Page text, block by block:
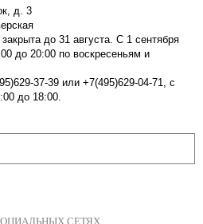
д. 3
до 31 августа. С 1 сентября
до 20:00 по воскресеньям и
37-39 или +7(495)629-04-71, с
до 18:00.
СЕТЯХ